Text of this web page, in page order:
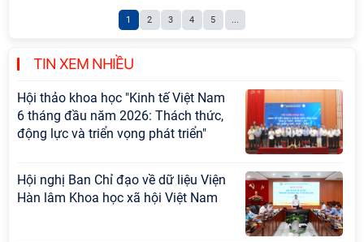
1 2 3 4 5 ...
TIN XEM NHIỀU
Khoa học xã hội Việt Nam làm việc
với Ban Chủ nhiệm các Chương trình
cấp Bộ
Hội thảo khoa học "Kinh tế Việt Nam
6 tháng đầu năm 2026: Thách thức,
động lực và triển vọng phát triển"
Hội nghị Ban Chỉ đạo về dữ liệu Viện
Hàn lâm Khoa học xã hội Việt Nam